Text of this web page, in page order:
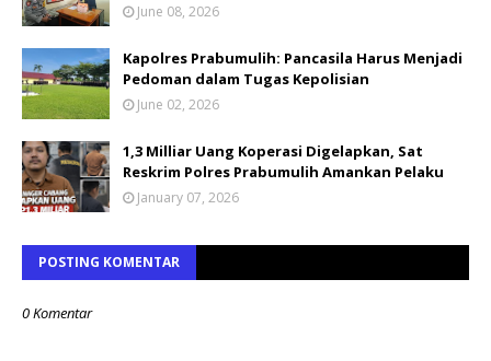
June 08, 2026
Kapolres Prabumulih: Pancasila Harus Menjadi
Pedoman dalam Tugas Kepolisian
June 02, 2026
1,3 Milliar Uang Koperasi Digelapkan, Sat
Reskrim Polres Prabumulih Amankan Pelaku
January 07, 2026
POSTING KOMENTAR
0 Komentar